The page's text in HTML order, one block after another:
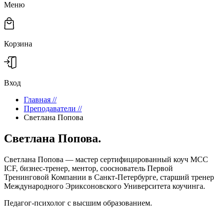
Меню
Корзина
Вход
Главная //
Преподаватели //
Светлана Попова
Светлана Попова.
Светлана Попова — мастер сертифицированный коуч МСС
ICF, бизнес-тренер, ментор, сооснователь Первой
Тренинговой Компании в Санкт-Петербурге, старший тренер
Международного Эриксоновского Университета коучинга.
Педагог-психолог с высшим образованием.